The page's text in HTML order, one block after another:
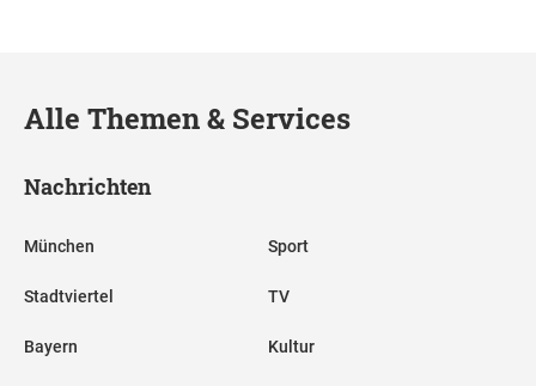
Alle Themen & Services
Nachrichten
München
Stadtviertel
Bayern
Sport
TV
Kultur